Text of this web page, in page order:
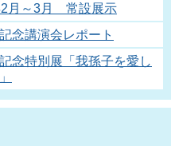
月～3月 常設展示
念講演会レポート
念特別展「我孫子を愛し